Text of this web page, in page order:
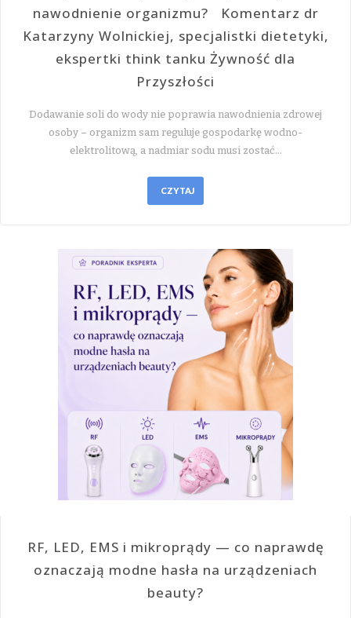
nawodnienie organizmu? Komentarz dr
Katarzyny Wolnickiej, specjalistki dietetyki,
ekspertki think tanku Żywność dla
Przyszłości
Dodawanie soli do wody nie poprawia nawodnienia zdrowej
osoby – organizm sam reguluje gospodarkę wodno-
elektrolitową, a nadmiar sodu musi zostać…
CZYTAJ
RF, LED, EMS i mikroprądy — co naprawdę
oznaczają modne hasła na urządzeniach
beauty?